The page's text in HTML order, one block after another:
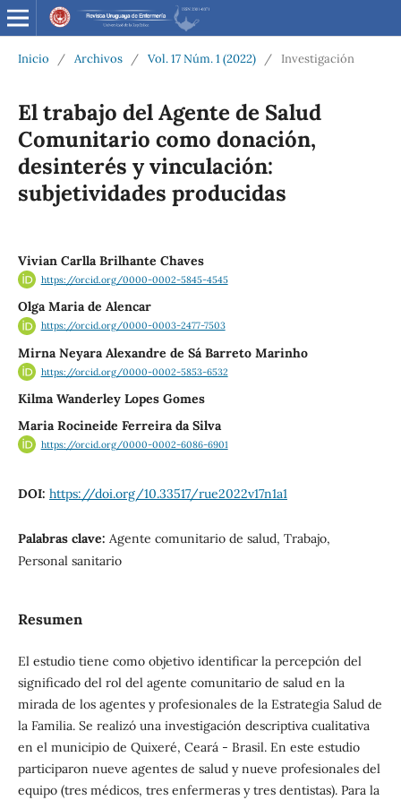
Inicio / Archivos / Vol. 17 Núm. 1 (2022) / Investigación
El trabajo del Agente de Salud
Comunitario como donación,
desinterés y vinculación:
subjetividades producidas
Vivian Carlla Brilhante Chaves
https://orcid.org/0000-0002-5845-4545
Olga Maria de Alencar
https://orcid.org/0000-0003-2477-7503
Mirna Neyara Alexandre de Sá Barreto Marinho
https://orcid.org/0000-0002-5853-6532
Kilma Wanderley Lopes Gomes
Maria Rocineide Ferreira da Silva
https://orcid.org/0000-0002-6086-6901
DOI: https://doi.org/10.33517/rue2022v17n1a1
Palabras clave: Agente comunitario de salud, Trabajo,
Personal sanitario
Resumen
El estudio tiene como objetivo identificar la percepción del
significado del rol del agente comunitario de salud en la
mirada de los agentes y profesionales de la Estrategia Salud de
la Familia. Se realizó una investigación descriptiva cualitativa
en el municipio de Quixeré, Ceará - Brasil. En este estudio
participaron nueve agentes de salud y nueve profesionales del
equipo (tres médicos, tres enfermeras y tres dentistas). Para la